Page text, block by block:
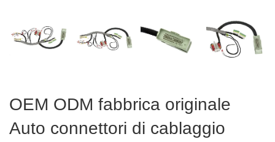
OEM ODM fabbrica originale
Auto connettori di cablaggio